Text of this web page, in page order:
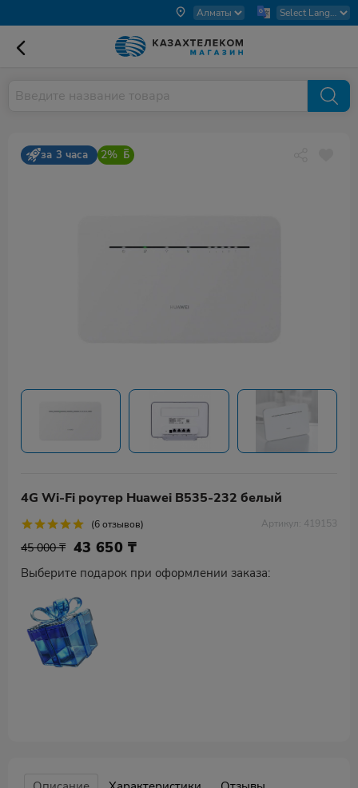
за 3 часа 2%
4G Wi-Fi роутер Huawei B535-232 белый
(6 отзывов) Артикул: 419153
45 000 ₸ 43 650 ₸
Выберите подарок при оформлении заказа: